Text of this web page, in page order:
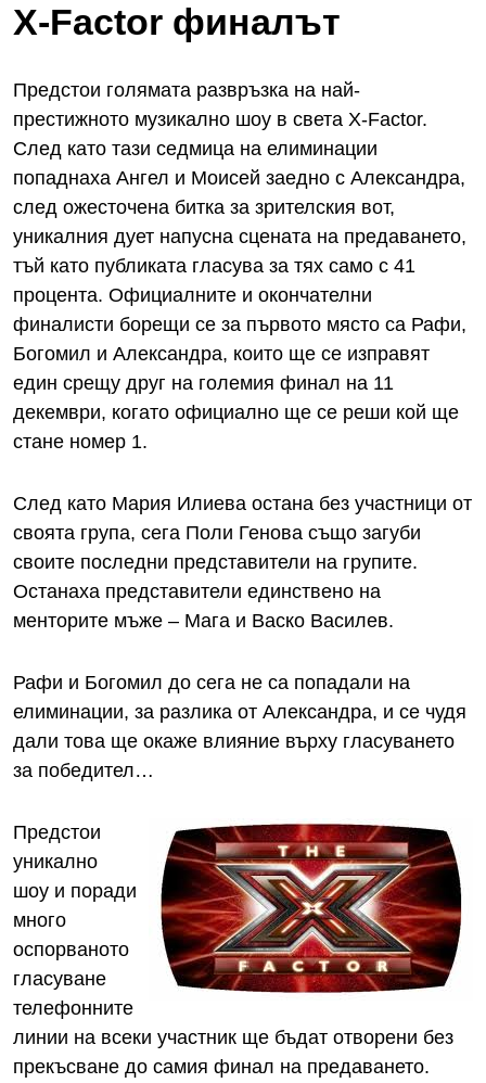
X-Factor финалът
Предстои голямата развръзка на най-
престижното музикално шоу в света X-Factor.
След като тази седмица на елиминации
попаднаха Ангел и Моисей заедно с Александра,
след ожесточена битка за зрителския вот,
уникалния дует напусна сцената на предаването,
тъй като публиката гласува за тях само с 41
процента. Официалните и окончателни
финалисти борещи се за първото място са Рафи,
Богомил и Александра, които ще се изправят
един срещу друг на големия финал на 11
декември, когато официално ще се реши кой ще
стане номер 1.
След като Мария Илиева остана без участници от
своята група, сега Поли Генова също загуби
своите последни представители на групите.
Останаха представители единствено на
менторите мъже – Мага и Васко Василев.
Рафи и Богомил до сега не са попадали на
елиминации, за разлика от Александра, и се чудя
дали това ще окаже влияние върху гласуването
за победител…
Предстои
уникално
шоу и поради
много
оспорваното
гласуване
телефонните
линии на всеки участник ще бъдат отворени без
прекъсване до самия финал на предаването.